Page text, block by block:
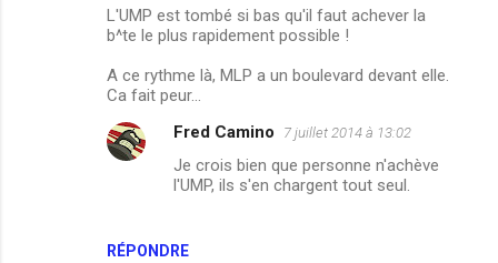
L'UMP est tombé si bas qu'il faut achever la
b^te le plus rapidement possible !
A ce rythme là, MLP a un boulevard devant elle.
Ca fait peur...
RÉPONDRE
Fred Camino 7 juillet 2014 à 13:02
Je crois bien que personne n'achève
l'UMP, ils s'en chargent tout seul.